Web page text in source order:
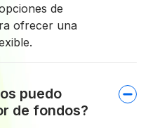
de
ofrecer una
puedo
de fondos?